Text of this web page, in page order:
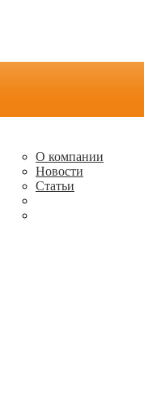
О компании
Новости
Статьи